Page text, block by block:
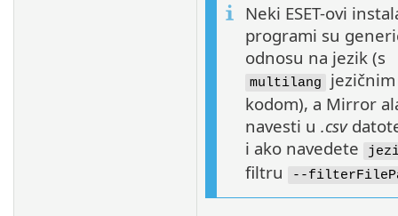
Neki ESET-ovi
programi su
odnosu na jezik (s
multilang
jezičnim
kodom), a Mirror
navesti u .csv
i ako navedete
filtru --